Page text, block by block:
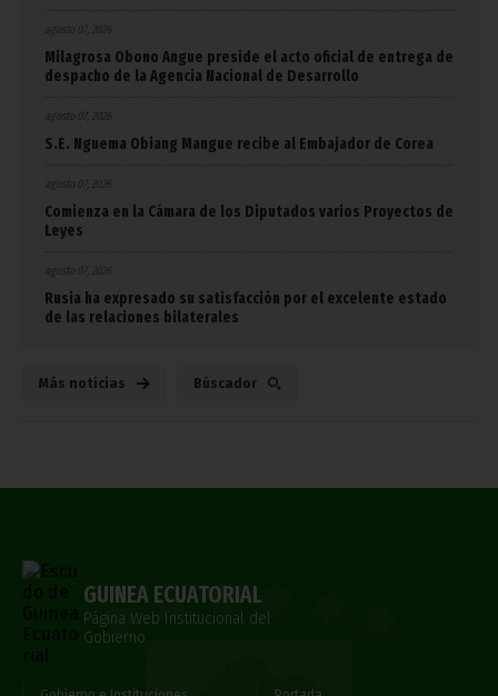
agosto 07, 2026
Milagrosa Obono Angue preside el acto oficial de entrega de
despacho de la Agencia Nacional de Desarrollo
agosto 07, 2026
S.E. Nguema Obiang Mangue recibe al Embajador de Corea
agosto 07, 2026
Comienza en la Cámara de los Diputados varios Proyectos de
Leyes
agosto 07, 2026
Rusia ha expresado su satisfacción por el excelente estado
de las relaciones bilaterales
Más noticias Búscador
GUINEA ECUATORIAL
Página Web Institucional del
Gobierno